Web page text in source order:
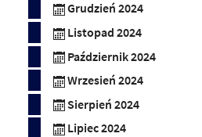
Grudzień 2024
Listopad 2024
Październik 2024
Wrzesień 2024
Sierpień 2024
Lipiec 2024